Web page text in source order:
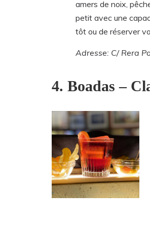
amers de noix,
petit avec une
tôt ou de réserver
Adresse: C/ Rera
4. Boadas –